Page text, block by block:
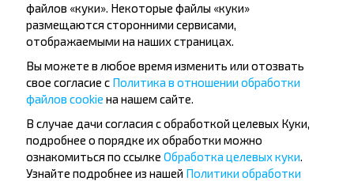
Могилёв
Популярные направления из города
Чаусы
Чаусы
Витебск
Купить
файлов «куки». Некоторые файлы «куки»
размещаются сторонними сервисами,
отображаемыми на наших страницах.
Вы можете в любое время изменить или отозвать
свое согласие с Политика в отношении обработки
файлов cookie на нашем сайте.
В случае дачи согласия с обработкой целевых Куки,
подробнее о порядке их обработки можно
ознакомиться по ссылке Обработка целевых куки.
Узнайте подробнее из нашей Политики обработки